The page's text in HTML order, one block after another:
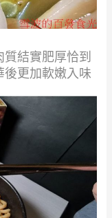
結實肥厚恰到
後更加軟嫩入味